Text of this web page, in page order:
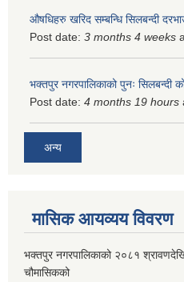
औषधिहरु खरिद सम्बन्धि सिलबन्दी
Post date: 3 months 4 weeks
भक्तपुर नगरपालिकाको पुनः सिलबन्दी
Post date: 4 months 19 hours
अन्य
मासिक आयव्यय विवरण
भक्तपुर नगरपालिकाको २०८१
चौमासिकको